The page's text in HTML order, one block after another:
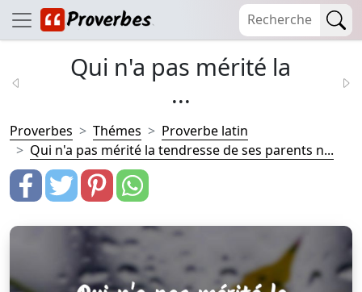
Qui n'a pas mérité la
...
Proverbes Thémes
Proverbe latin
Qui n'a pas mérité la tendresse de ses parents n...